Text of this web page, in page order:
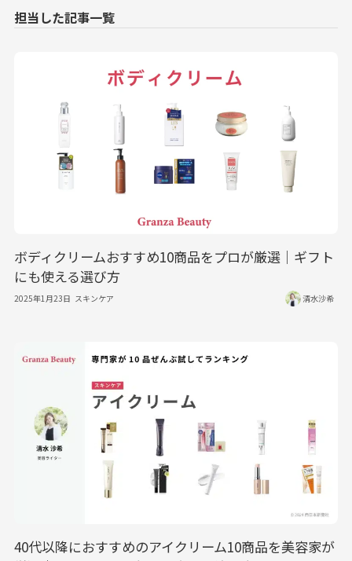
ボディクリームおすすめ10商品をプロが厳選｜ギフト
にも使える選び方
2025年1月23日 スキンケア 清水沙希
40代以降におすすめのアイクリーム10商品を美容家が